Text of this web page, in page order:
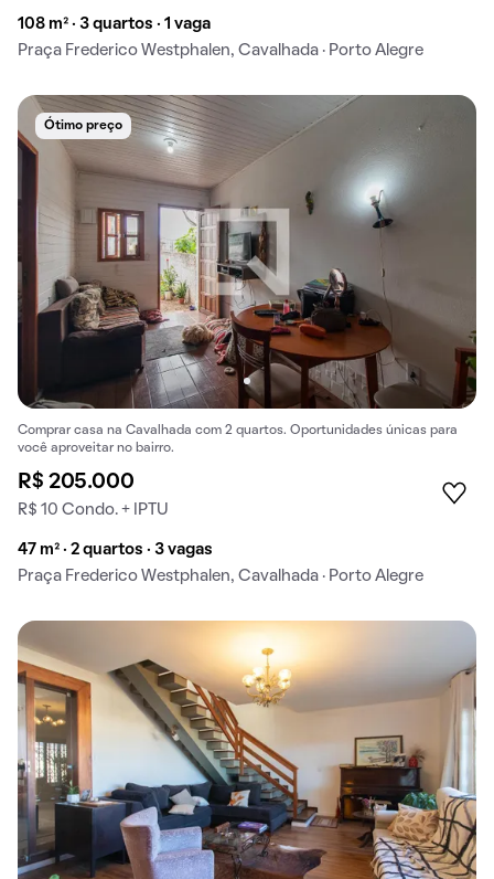
108 m² · 3 quartos · 1 vaga
Praça Frederico Westphalen, Cavalhada · Porto Alegre
Ótimo preço
Comprar casa na Cavalhada com 2 quartos. Oportunidades únicas para
você aproveitar no bairro.
R$ 205.000
R$ 10 Condo. + IPTU
47 m² · 2 quartos · 3 vagas
Praça Frederico Westphalen, Cavalhada · Porto Alegre